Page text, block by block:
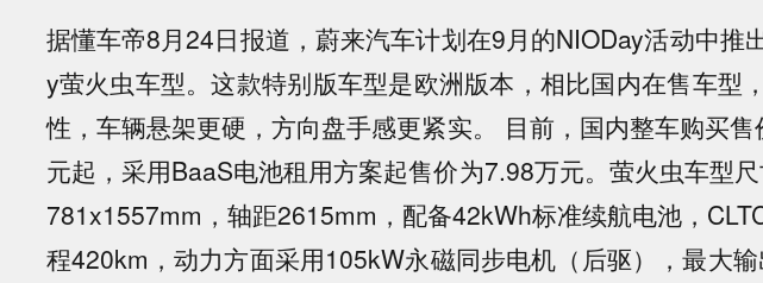
据懂车帝8月24日报道，蔚来汽车计划在9月的NIODay活动中推
y萤火虫车型。这款特别版车型是欧洲版本，相比国内在售车型
性，车辆悬架更硬，方向盘手感更紧实。 目前，国内整车购买
元起，采用BaaS电池租用方案起售价为7.98万元。萤火虫车型
781x1557mm，轴距2615mm，配备42kWh标准续航电池，
程420km，动力方面采用105kW永磁同步电机（后驱），最大